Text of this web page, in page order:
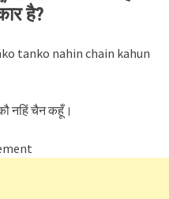
है?
tanko nahin chain kahun
नहिं चैन कहूँ।